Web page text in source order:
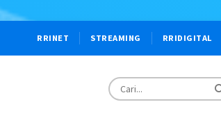
RRINET STREAMING RRIDIGITAL